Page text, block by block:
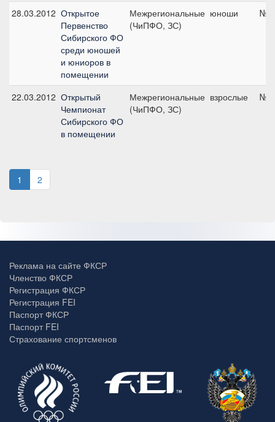
28.03.2012 Открытое
Первенство
Сибирского ФО
среди юношей
и юниоров в
помещении
Межрегиональные
(ЧиПФО, ЗС)
юноши
22.03.2012 Открытый
Чемпионат
Сибирского ФО
в помещении
Межрегиональные
(ЧиПФО, ЗС)
взрослые
1 2
Реклама на сайте ФКСР
Членство ФКСР
Регистрация ФКСР
Регистрация FEI
Паспорт ФКСР
Паспорт FEI
Страхование спортсменов